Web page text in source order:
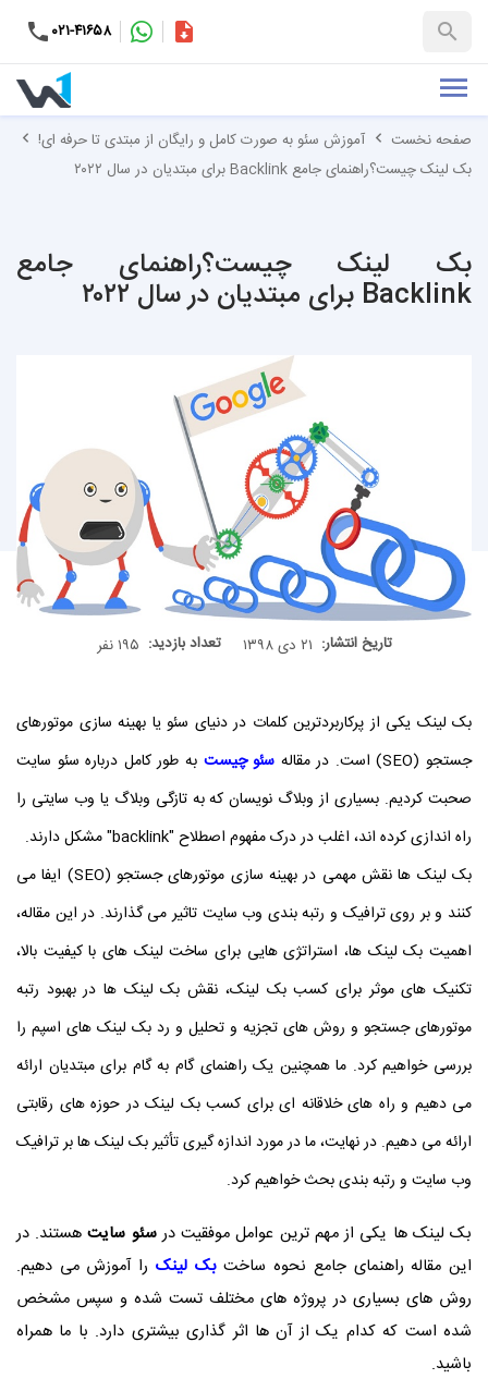
۰۲۱-۴۱۶۵۸
+۹۸-کاتالوگ
صفحه نخست
آموزش سئو به صورت کامل و رایگان از مبتدی تا حرفه ای!
بک لینک چیست؟راهنمای جامع Backlink برای مبتدیان در سال ۲۰۲۲
بک لینک چیست؟راهنمای جامع
Backlink برای مبتدیان در سال ۲۰۲۲
تاریخ انتشار: ۲۱ دی ۱۳۹۸ تعداد بازدید: ۱۹۵ نفر
بک لینک یکی از پرکاربردترین کلمات در دنیای سئو یا بهینه سازی موتورهای
جستجو (SEO) است. در مقاله
سئو چیست به طور کامل درباره سئو سایت
صحبت کردیم. بسیاری از وبلاگ نویسان که به تازگی وبلاگ یا وب سایتی را
راه اندازی کرده اند، اغلب در درک مفهوم اصطلاح "backlink" مشکل دارند.
بک لینک ها نقش مهمی در بهینه سازی موتورهای جستجو (SEO) ایفا می
کنند و بر روی ترافیک و رتبه بندی وب سایت تاثیر می گذارند. در این مقاله،
اهمیت بک لینک ها، استراتژی هایی برای ساخت لینک های با کیفیت بالا،
تکنیک های موثر برای کسب بک لینک، نقش بک لینک ها در بهبود رتبه
موتورهای جستجو و روش های تجزیه و تحلیل و رد بک لینک های اسپم را
بررسی خواهیم کرد. ما همچنین یک راهنمای گام به گام برای مبتدیان ارائه
می دهیم و راه های خلاقانه ای برای کسب بک لینک در حوزه های رقابتی
ارائه می دهیم. در نهایت، ما در مورد اندازه گیری تأثیر بک لینک ها بر ترافیک
وب سایت و رتبه بندی بحث خواهیم کرد.
بک لینک ها یکی از مهم ترین عوامل موفقیت درسئو سایتهستند. در
این مقاله راهنمای جامع نحوه ساختبک لینک را آموزش می دهیم.
روش های بسیاری در پروژه های مختلف تست شده و سپس مشخص
شده است که کدام یک از آن ها اثر گذاری بیشتری دارد. با ما همراه
باشید.